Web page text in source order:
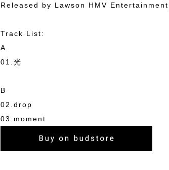
Released by Lawson HMV
Track List:
A
01.光
B
02.drop
03.moment